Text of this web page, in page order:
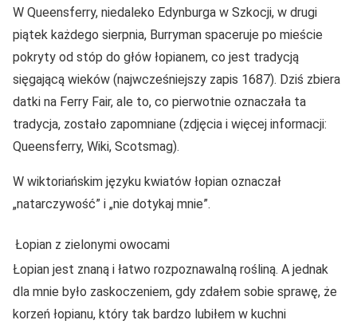
W Queensferry, niedaleko Edynburga w Szkocji, w drugi
piątek każdego sierpnia, Burryman spaceruje po mieście
pokryty od stóp do głów łopianem, co jest tradycją
sięgającą wieków (najwcześniejszy zapis 1687). Dziś zbiera
datki na Ferry Fair, ale to, co pierwotnie oznaczała ta
tradycja, zostało zapomniane (zdjęcia i więcej informacji:
Queensferry, Wiki, Scotsmag).
W wiktoriańskim języku kwiatów łopian oznaczał
„natarczywość” i „nie dotykaj mnie”.
Łopian z zielonymi owocami
Łopian jest znaną i łatwo rozpoznawalną rośliną. A jednak
dla mnie było zaskoczeniem, gdy zdałem sobie sprawę, że
korzeń łopianu, który tak bardzo lubiłem w kuchni